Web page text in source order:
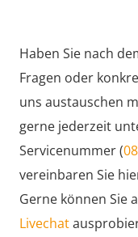
Haben Sie nach
Fragen oder
uns austauschen
gerne jederzeit
Servicenummer (
vereinbaren Sie
Gerne können Sie
Livechat